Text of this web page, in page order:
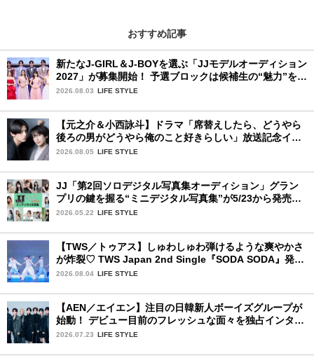
おすすめ記事
新たなJ-GIRL＆J-BOYを選ぶ「JJモデルオーディション
2027」が募集開始！ 予選ブロックは候補生の“魅力”を重
視した「新システム」に変わります
2026.08.03 LIFE STYLE
【元之介＆小西詠斗】ドラマ「席替えしたら、どうやら
後ろの男がどうやら俺のこと好きらしい」放送記念イン
タビュー♡ 「自然と詠斗くんが可愛く見えたんです」
2026.08.05 LIFE STYLE
JJ「第2回ソロデジタル写真集オーディション」グラン
プリの鍵を握る“ミニデジタル写真集”が5/23から発売！
ファイナリストの個性あふれる18冊
2026.05.22 LIFE STYLE
【TWS／トゥアス】しゅわしゅわ弾けるような爽やかさ
が炸裂♡ TWS Japan 2nd Single『SODA SODA』発売
記念SPECIAL SHOWCASEを詳細レポ
2026.08.04 LIFE STYLE
【AEN／エイエン】注目の日韓新人ボーイズグループが
始動！ デビュー目前のフレッシュな面々を独占インタビ
ュー。7人の魅力に迫ります♪
2026.07.23 LIFE STYLE